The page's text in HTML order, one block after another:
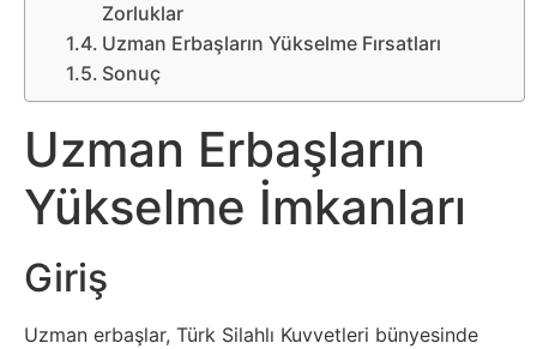
Bilim
Bitcoin
Bitkiler
Çizgi
Film
Diğer
Zorluklar
Uzman Erbaşların Yükselme Fırsatları
Sonuç
Uzman Erbaşların
Yükselme İmkanları
Giriş
Uzman erbaşlar, Türk Silahlı Kuvvetleri bünyesinde